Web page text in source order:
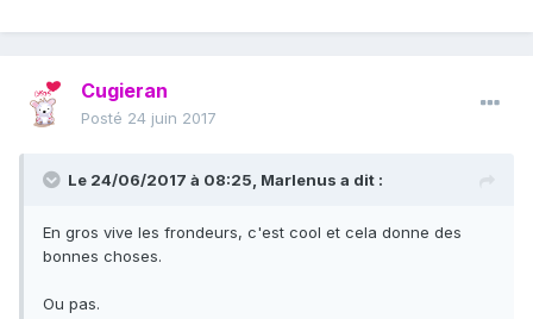
Cugieran
Posté 24 juin 2017
Le 24/06/2017 à 08:25, Marlenus a dit :
En gros vive les frondeurs, c'est cool et cela donne des
bonnes choses.
Ou pas.